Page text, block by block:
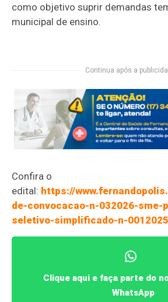
como objetivo suprir demandas
municipal de ensino.
Continua após a
Confira o
edital: https://
de-convocacao-n-032026-sme-
seletivo-simplificado-n-
Clique aqui e faça parte do
WhatsApp